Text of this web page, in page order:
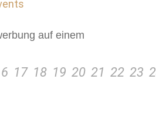
auf einem
17 18 19 20 21 22 23